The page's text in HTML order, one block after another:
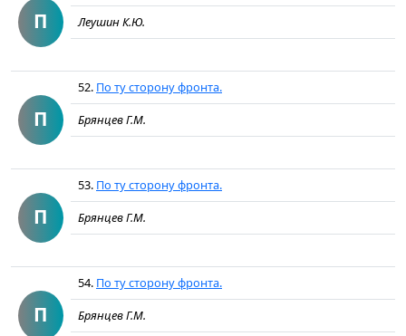
П
Леушин К.Ю.
П
52. По ту сторону фронта.
Брянцев Г.М.
П
53. По ту сторону фронта.
Брянцев Г.М.
П
54. По ту сторону фронта.
Брянцев Г.М.